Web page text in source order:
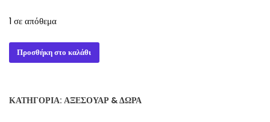
1 σε απόθεμα
DEATH
IN
DEAD
Προσθήκη στο καλάθι
ΚΑΤΗΓΟΡΊΑ: ΑΞΕΣΟΥΆΡ & ΔΏΡΑ